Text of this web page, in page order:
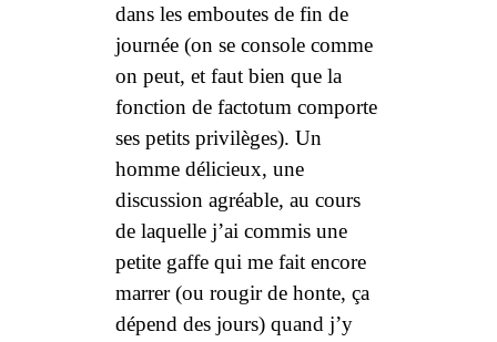
dans les emboutes de fin de
journée (on se console comme
on peut, et faut bien que la
fonction de factotum comporte
ses petits privilèges). Un
homme délicieux, une
discussion agréable, au cours
de laquelle j’ai commis une
petite gaffe qui me fait encore
marrer (ou rougir de honte, ça
dépend des jours) quand j’y